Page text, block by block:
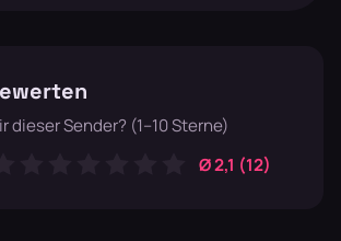
dieser Sender? (1–10 Sterne)
Ø 2,1 (12)